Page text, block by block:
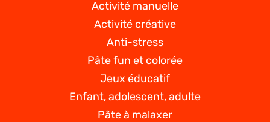
Activité manuelle
Activité créative
Anti-stress
Pâte fun et colorée
Jeux éducatif
Enfant, adolescent, adulte
Pâte à malaxer